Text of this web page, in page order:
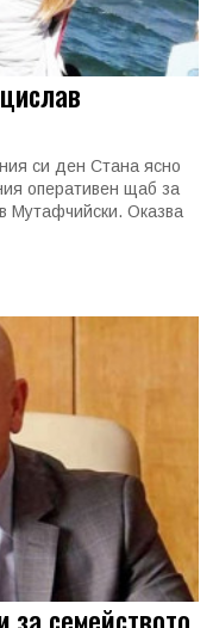
си ден Стана ясно
оперативен щаб за
Мутафчийски. Оказва
за семейството